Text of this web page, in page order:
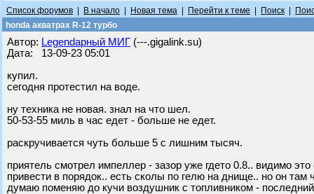
Список форумов В начало Новая тема Перейти к теме Поиск
honda акватрах R-12 турбо
Автор: Legendарный МИГ (---.gigalink.su)
Дата: 13-09-23 05:01
купил.
сегодня протестил на воде.
ну техника не новая. знал на что шел.
50-53-55 миль в час едет - больше не едет.
раскручивается чуть больше 5 с лишним тысяч.
приятель смотрел импеллер - зазор уже гдето 0.8.. видимо
привести в порядок.. есть сколы по гелю на днище.. но он
думаю поменяю до кучи воздушник с топливником -